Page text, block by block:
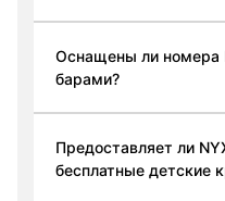
Оснащены ли номера
барами?
Предоставляет ли
бесплатные детские